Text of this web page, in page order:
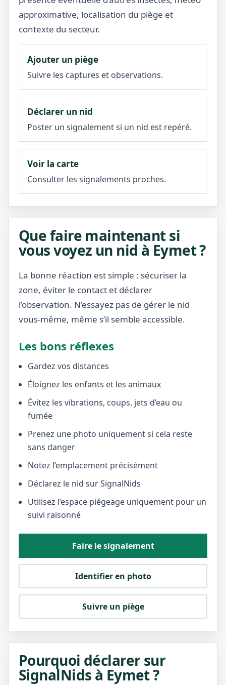
approximative, localisation du piège et
contexte du secteur.
Ajouter un piège
Suivre les captures et observations.
Déclarer un nid
Poster un signalement si un nid est repéré.
Voir la carte
Consulter les signalements proches.
Que faire maintenant si
vous voyez un nid à Eymet ?
La bonne réaction est simple : sécuriser la
zone, éviter le contact et déclarer
l’observation. N’essayez pas de gérer le nid
vous-même, même s’il semble accessible.
Les bons réflexes
Gardez vos distances
Éloignez les enfants et les animaux
Évitez les vibrations, coups, jets d’eau ou
fumée
Prenez une photo uniquement si cela reste
sans danger
Notez l’emplacement précisément
Déclarez le nid sur SignalNids
Utilisez l’espace piégeage uniquement pour un
suivi raisonné
Faire le signalement
Identifier en photo
Suivre un piège
Pourquoi déclarer sur
SignalNids à Eymet ?